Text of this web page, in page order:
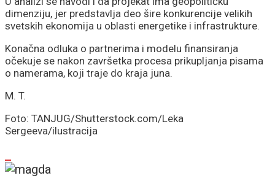
dimenziju, jer predstavlja deo šire konkurencije velikih
svetskih ekonomija u oblasti energetike i infrastrukture.
Konačna odluka o partnerima i modelu finansiranja
očekuje se nakon završetka procesa prikupljanja pisama
o namerama, koji traje do kraja juna.
M. T.
Foto: TANJUG/Shutterstock.com/Leka
Sergeeva/ilustracija